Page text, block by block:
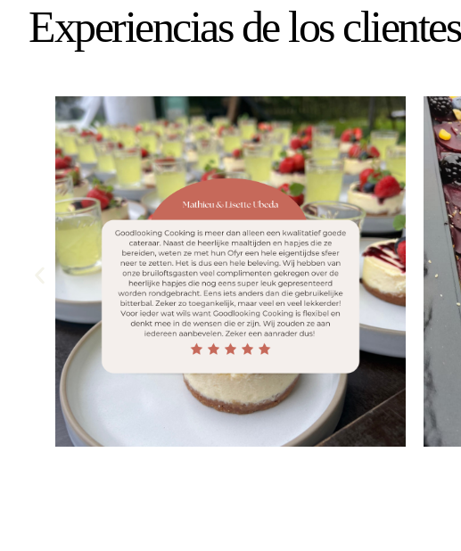
Experiencias de los clientes